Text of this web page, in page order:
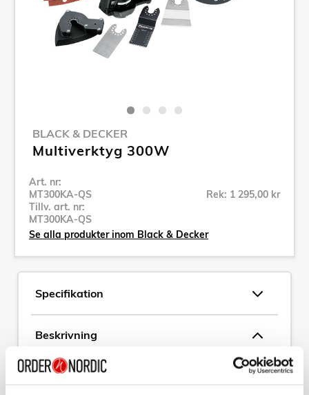
BLACK & DECKER
Multiverktyg 300W
Art. nr:
MT300KA-QS
Tillv. art. nr:
MT300KA-QS
Rek: 1 295,00 kr
Se alla produkter inom Black & Decker
Specifikation
Beskrivning
Art. nr:MT300KA-QS
Tillv. art. nr:MT300KA-